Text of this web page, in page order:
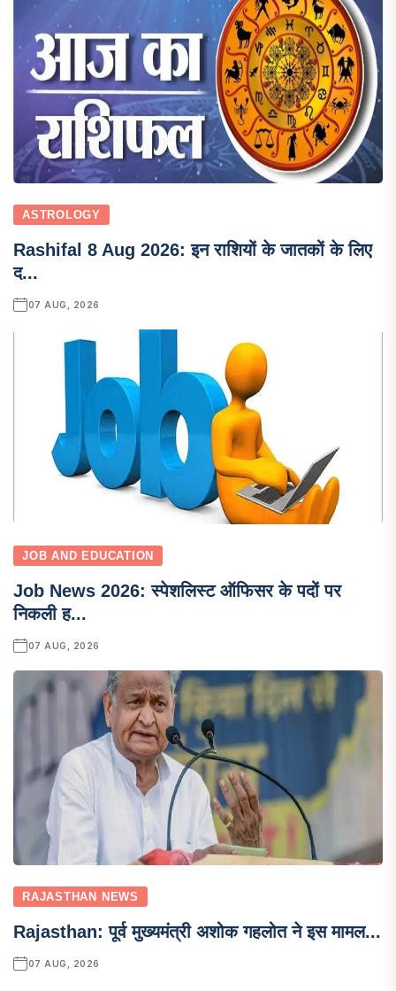
ASTROLOGY
Rashifal 8 Aug 2026: इन राशियों के जातकों के लिए
द...
07 AUG, 2026
JOB AND EDUCATION
Job News 2026: स्पेशलिस्ट ऑफिसर के पदों पर
निकली ह...
07 AUG, 2026
RAJASTHAN NEWS
Rajasthan: पूर्व मुख्यमंत्री अशोक गहलोत ने इस मामल...
07 AUG, 2026